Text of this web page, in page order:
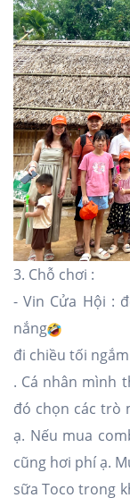
3. Chỗ chơi :
- Vin Cửa Hội :
nắng
đi chiều tối
. Cá nhân mình
đó chọn các trò
ạ. Nếu mua
cũng hơi phí ạ.
sữa Toco trong